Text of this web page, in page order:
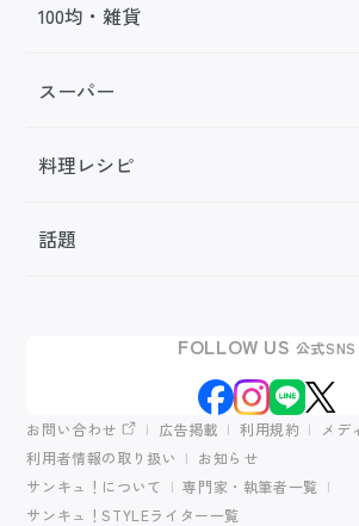
100均・雑貨
スーパー
料理レシピ
話題
FOLLOW US 公式SNS
お問い合わせ 広告掲載 利用規約
メデ
利用者情報の取り扱い
お知らせ
サンキュ！について
専門家・執筆者一覧
サンキュ！STYLEライター一覧